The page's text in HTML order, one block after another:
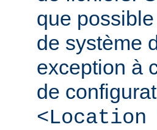
que
de système
exception à
de